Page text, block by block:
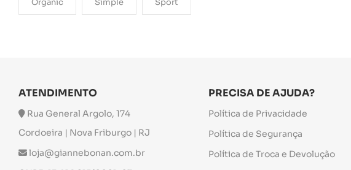
Organic Simple Sport
ATENDIMENTO
Rua General Argolo, 174
Cordoeira | Nova Friburgo | RJ
loja@giannebonan.com.br
PRECISA DE AJUDA?
Política de Privacidade
Política de Segurança
Política de Troca e Devolução